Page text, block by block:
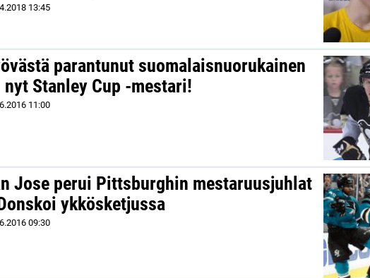
13:45
parantunut suomalaisnuorukainen
nyt Stanley Cup -mestari!
11:00
Jose perui Pittsburghin mestaruusjuhlat
ykkösketjussa
09:30